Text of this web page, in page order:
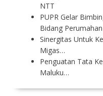
NTT
PUPR Gelar
Bidang Perumahan
Sinergitas Untuk
Migas…
Penguatan Tata
Maluku…